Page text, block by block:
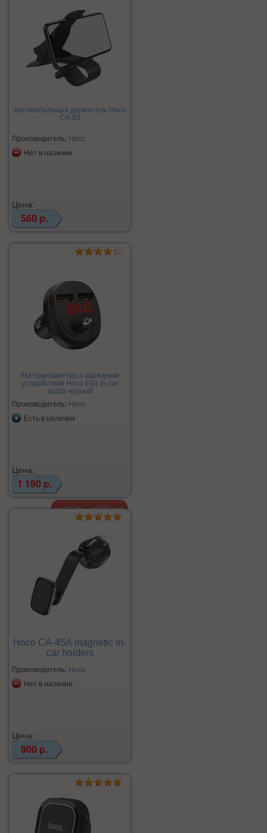
Автомобильный держатель Hoco
CA-50
Производитель: Hoco
Нет в наличии
Цена:
560 р.
FM-трансмиттер с зарядным
устройством Hoco E41 In-car
audio черный
Производитель: Hoco
Есть в наличии
Цена:
1 190 р.
Hoco CA-45А magnetic in-
car holders
Производитель: Hoco
Нет в наличии
Цена:
900 р.